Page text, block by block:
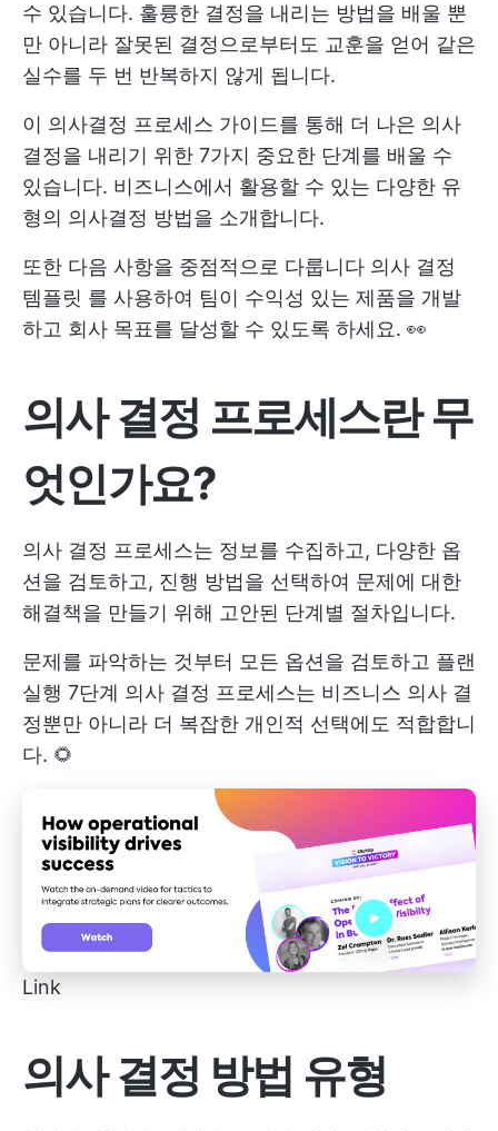
수 있습니다. 훌륭한 결정을 내리는 방법을 배울 뿐
만 아니라 잘못된 결정으로부터도 교훈을 얻어 같은
실수를 두 번 반복하지 않게 됩니다.
이 의사결정 프로세스 가이드를 통해 더 나은 의사
결정을 내리기 위한 7가지 중요한 단계를 배울 수
있습니다. 비즈니스에서 활용할 수 있는 다양한 유
형의 의사결정 방법을 소개합니다.
또한 다음 사항을 중점적으로 다룹니다 의사 결정
템플릿 를 사용하여 팀이 수익성 있는 제품을 개발
하고 회사 목표를 달성할 수 있도록 하세요. 👀
의사 결정 프로세스란 무
엇인가요?
의사 결정 프로세스는 정보를 수집하고, 다양한 옵
션을 검토하고, 진행 방법을 선택하여 문제에 대한
해결책을 만들기 위해 고안된 단계별 절차입니다.
문제를 파악하는 것부터 모든 옵션을 검토하고 플랜
실행 7단계 의사 결정 프로세스는 비즈니스 의사 결
정뿐만 아니라 더 복잡한 개인적 선택에도 적합합니
다. 🌻
Link
의사 결정 방법 유형